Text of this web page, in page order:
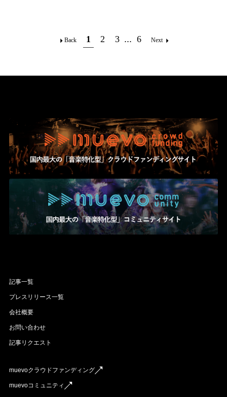
Back 1 2 3 ... 6 Next
記事一覧
プレスリリース一覧
会社概要
お問い合わせ
記事リクエスト
muevoクラウドファンディング
muevoコミュニティ